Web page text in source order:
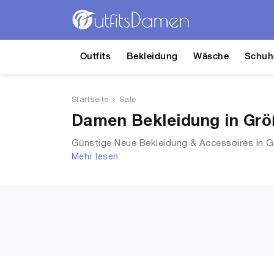
Outfits Bekleidung Wäsche
Startseite Sale
Damen Bekleidung in
Günstige Neue Bekleidung & Accessoires in
Tops, T-Shirts, Accessoires, Unterwäsche &
Mehr lesen